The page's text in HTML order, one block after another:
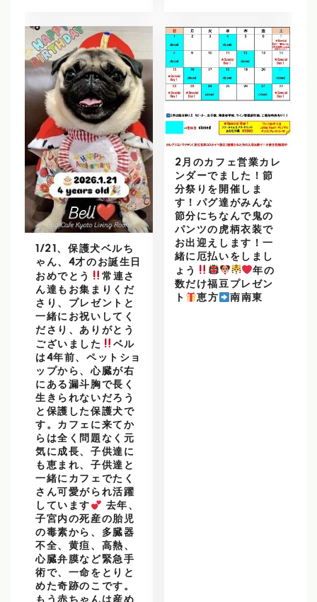
1/21、保護犬ベルち
ゃん、4才のお誕生日
おめでとう
常連さ
ん達もお集まりくだ
さり、プレゼントと
一緒にお祝いしてく
ださり、ありがとう
ございました
ベル
は4年前、ペットショ
ップから、心臓が右
にある漏斗胸で長く
生きられないだろう
と保護した保護犬で
す。カフェに来てか
らは全く問題なく元
気に成長、子供達に
も恵まれ、子供達と
一緒にカフェでたく
さん可愛がられ活躍
しています
去年、
子宮内の死産の胎児
の毒素から、多臓器
不全、黄疸、高熱、
心臓弁膜など緊急手
術で、一命をとりと
めた奇跡のこです。
2月のカフェ営業カレ
ンダーでました！節
分祭りを開催しま
す！パグ達がみんな
節分にちなんで鬼の
パンツの虎柄衣装で
お出迎えします！一
緒に厄払いをしまし
ょう
年の
数だけ福豆プレゼン
ト
恵方 南南東